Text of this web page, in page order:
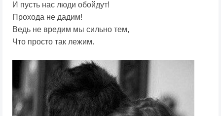
И пусть нас люди обойдут!
Прохода не дадим!
Ведь не вредим мы сильно тем,
Что просто так лежим.